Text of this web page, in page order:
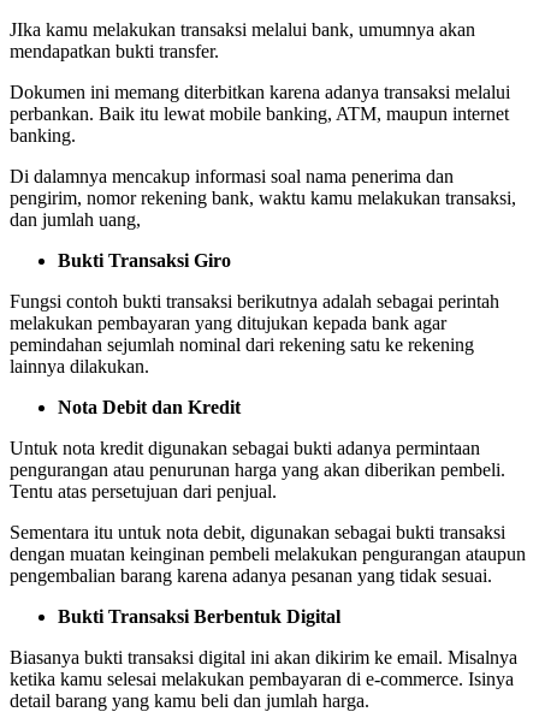
JIka kamu melakukan transaksi melalui bank, umumnya akan
mendapatkan bukti transfer.
Dokumen ini memang diterbitkan karena adanya transaksi melalui
perbankan. Baik itu lewat mobile banking, ATM, maupun internet
banking.
Di dalamnya mencakup informasi soal nama penerima dan
pengirim, nomor rekening bank, waktu kamu melakukan transaksi,
dan jumlah uang,
Bukti Transaksi Giro
Fungsi contoh bukti transaksi berikutnya adalah sebagai perintah
melakukan pembayaran yang ditujukan kepada bank agar
pemindahan sejumlah nominal dari rekening satu ke rekening
lainnya dilakukan.
Nota Debit dan Kredit
Untuk nota kredit digunakan sebagai bukti adanya permintaan
pengurangan atau penurunan harga yang akan diberikan pembeli.
Tentu atas persetujuan dari penjual.
Sementara itu untuk nota debit, digunakan sebagai bukti transaksi
dengan muatan keinginan pembeli melakukan pengurangan ataupun
pengembalian barang karena adanya pesanan yang tidak sesuai.
Bukti Transaksi Berbentuk Digital
Biasanya bukti transaksi digital ini akan dikirim ke email. Misalnya
ketika kamu selesai melakukan pembayaran di e-commerce. Isinya
detail barang yang kamu beli dan jumlah harga.